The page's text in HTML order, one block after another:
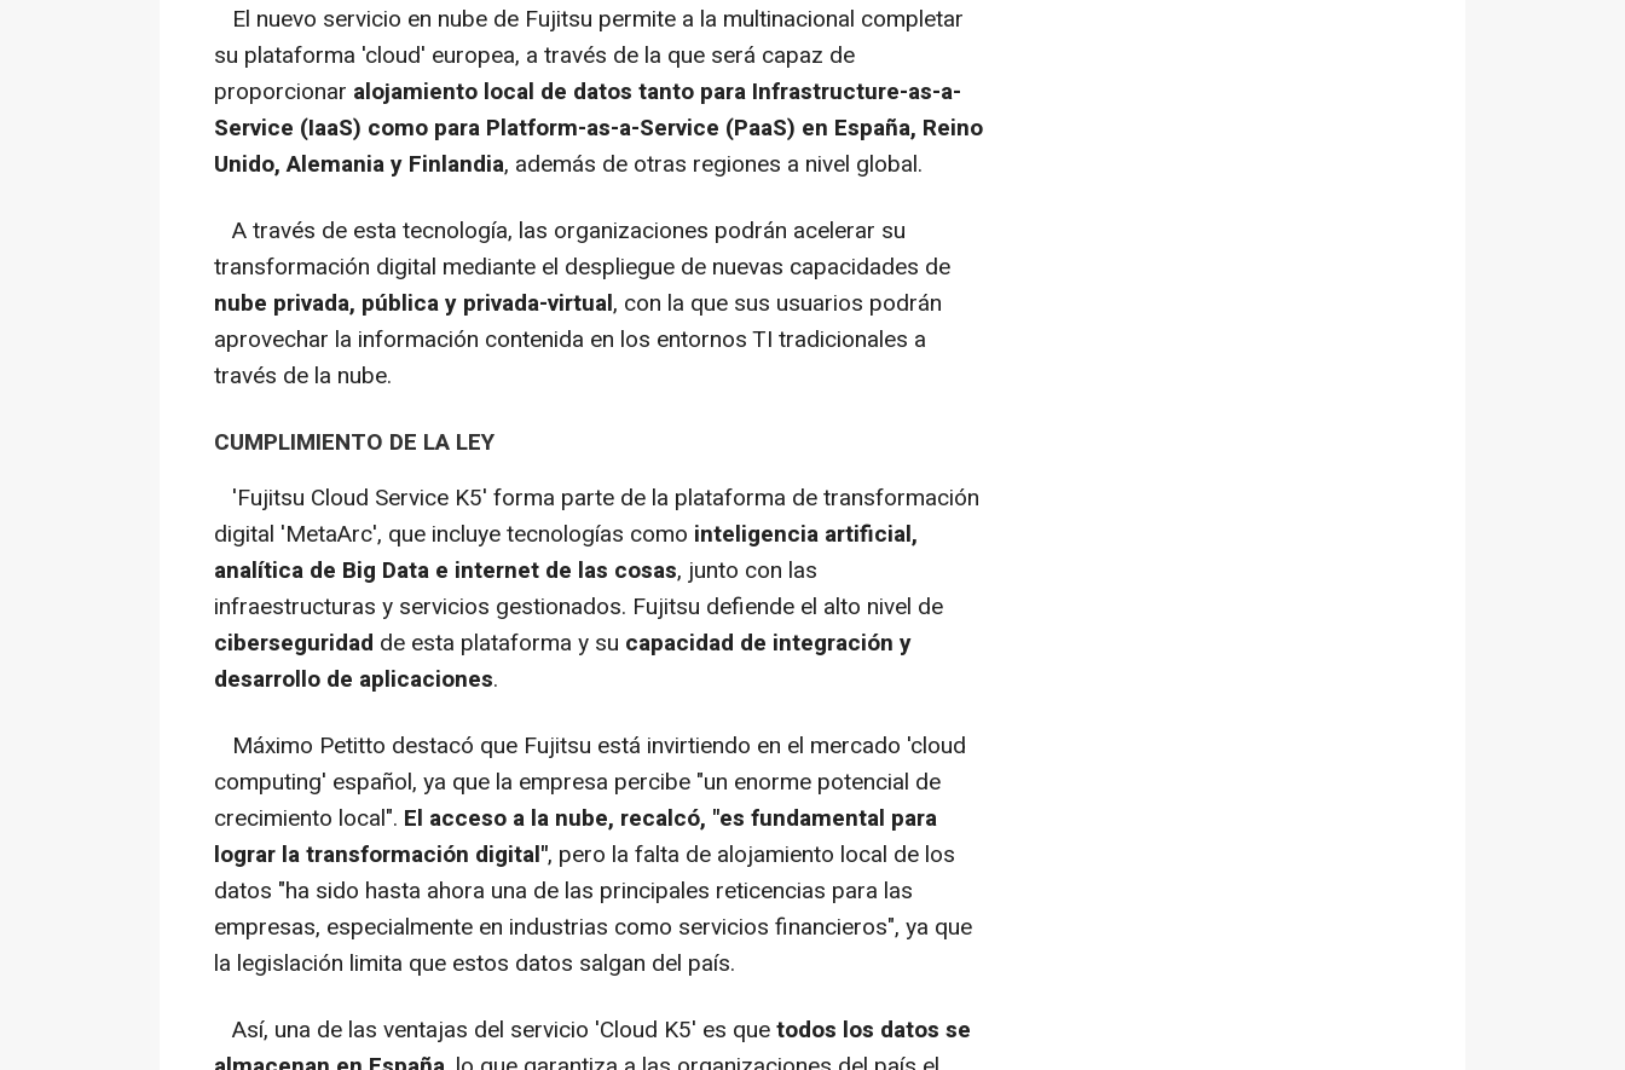
El nuevo servicio en nube de Fujitsu permite a la multinacional completar
su plataforma 'cloud' europea, a través de la que será capaz de
proporcionar alojamiento local de datos tanto para Infrastructure-as-a-
Service (IaaS) como para Platform-as-a-Service (PaaS) en España, Reino
Unido, Alemania y Finlandia, además de otras regiones a nivel global.
A través de esta tecnología, las organizaciones podrán acelerar su
transformación digital mediante el despliegue de nuevas capacidades de
nube privada, pública y privada-virtual, con la que sus usuarios podrán
aprovechar la información contenida en los entornos TI tradicionales a
través de la nube.
CUMPLIMIENTO DE LA LEY
'Fujitsu Cloud Service K5' forma parte de la plataforma de transformación
digital 'MetaArc', que incluye tecnologías como inteligencia artificial,
analítica de Big Data e internet de las cosas, junto con las
infraestructuras y servicios gestionados. Fujitsu defiende el alto nivel de
ciberseguridad de esta plataforma y su capacidad de integración y
desarrollo de aplicaciones.
Máximo Petitto destacó que Fujitsu está invirtiendo en el mercado 'cloud
computing' español, ya que la empresa percibe "un enorme potencial de
crecimiento local". El acceso a la nube, recalcó, "es fundamental para
lograr la transformación digital", pero la falta de alojamiento local de los
datos "ha sido hasta ahora una de las principales reticencias para las
empresas, especialmente en industrias como servicios financieros", ya que
la legislación limita que estos datos salgan del país.
Así, una de las ventajas del servicio 'Cloud K5' es quetodos los datos se